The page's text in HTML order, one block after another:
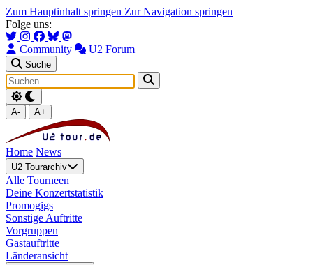
Zum Hauptinhalt springen Zur Navigation springen
Folge uns:
Community U2 Forum
Suche
A- A+
Home News
U2 Tourarchiv
Alle Tourneen
Deine Konzertstatistik
Promogigs
Sonstige Auftritte
Vorgruppen
Gastauftritte
Länderansicht